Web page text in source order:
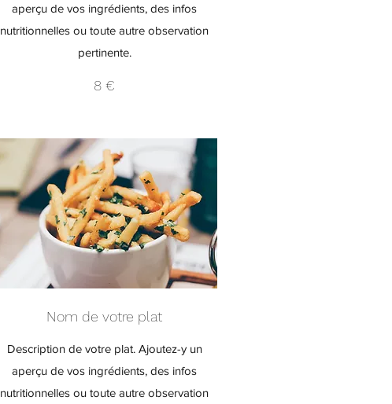
aperçu de vos ingrédients, des infos
nutritionnelles ou toute autre observation
pertinente.
8 €
Nom de votre plat
Description de votre plat. Ajoutez-y un
aperçu de vos ingrédients, des infos
nutritionnelles ou toute autre observation